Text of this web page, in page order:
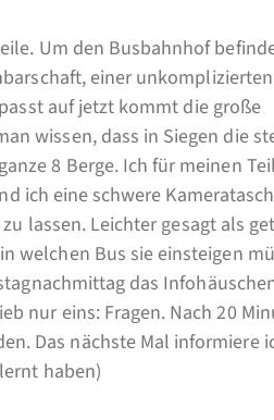
Um den Busbahnhof
einer
auf jetzt kommt die große
wissen, dass in Siegen die
8 Berge. Ich für meinen
ich eine schwere
lassen. Leichter gesagt als
welchen Bus sie einsteigen
das
nur eins: Fragen. Nach 20
Das nächste Mal informiere
haben)